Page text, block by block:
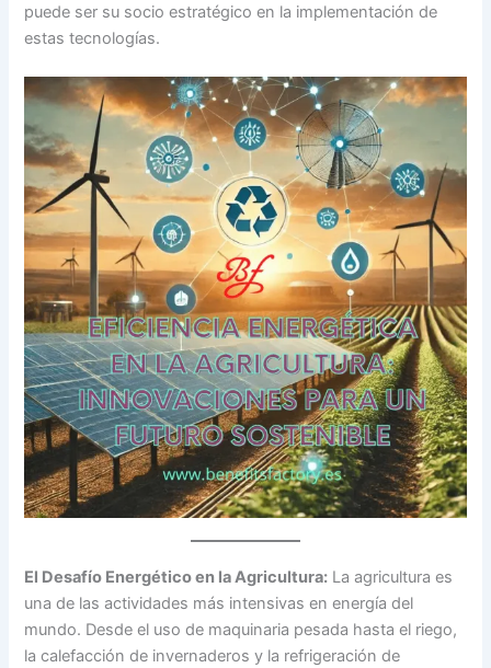
puede ser su socio estratégico en la implementación de
estas tecnologías.
El Desafío Energético en la Agricultura: La agricultura es
una de las actividades más intensivas en energía del
mundo. Desde el uso de maquinaria pesada hasta el riego,
la calefacción de invernaderos y la refrigeración de